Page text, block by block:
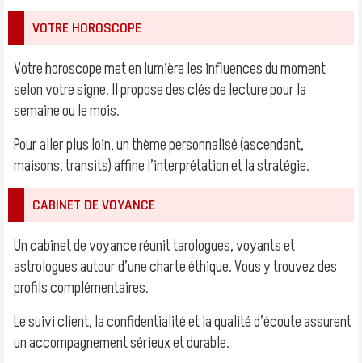
VOTRE HOROSCOPE
Votre horoscope met en lumière les influences du moment
selon votre signe. Il propose des clés de lecture pour la
semaine ou le mois.
Pour aller plus loin, un thème personnalisé (ascendant,
maisons, transits) affine l’interprétation et la stratégie.
CABINET DE VOYANCE
Un cabinet de voyance réunit tarologues, voyants et
astrologues autour d’une charte éthique. Vous y trouvez des
profils complémentaires.
Le suivi client, la confidentialité et la qualité d’écoute assurent
un accompagnement sérieux et durable.